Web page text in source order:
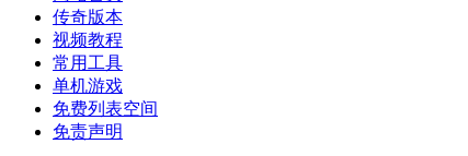
传奇版本
视频教程
常用工具
单机游戏
免费列表空间
免责声明